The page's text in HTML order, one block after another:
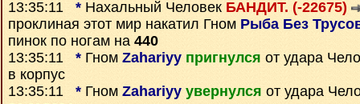
13:35:11 * Нахальный Человек БАНДИТ. (-22675)
проклиная этот мир накатил Гном Рыба Без
пинок по ногам на 440
13:35:11 * Гном Zahariyy пригнулся от удара
в корпус
13:35:11 * Гном Zahariyy увернулся от удара